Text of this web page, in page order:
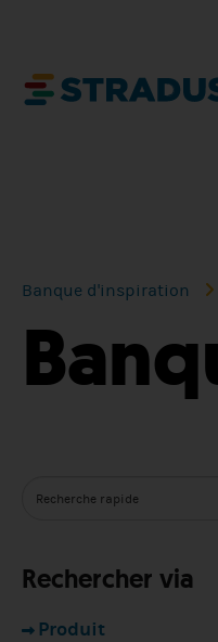
Banque d'inspiration
Rechercher via
Produit